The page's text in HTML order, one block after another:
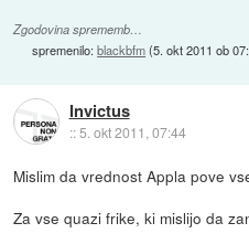
Zgodovina sprememb…
spremenilo:blackbfm(5. okt 2011 ob
Invictus
::5. okt 2011, 07:44
Mislim da vrednost Appla pove
Za vse quazi frike, ki mislijo da